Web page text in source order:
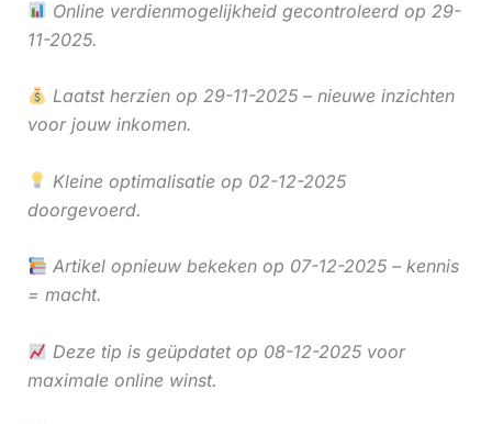
Online verdienmogelijkheid gecontroleerd op 29-
11-2025.
Laatst herzien op 29-11-2025 – nieuwe inzichten
voor jouw inkomen.
Kleine optimalisatie op 02-12-2025
doorgevoerd.
Artikel opnieuw bekeken op 07-12-2025 – kennis
= macht.
Deze tip is geüpdatet op 08-12-2025 voor
maximale online winst.